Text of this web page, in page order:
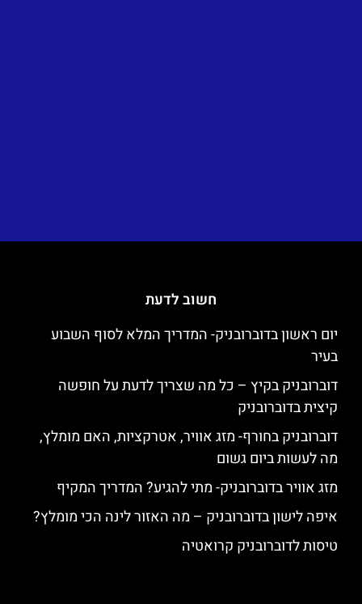
חשוב לדעת
יום ראשון בדוברובניק- המדריך המלא לסוף השבוע
בעיר
דוברובניק בקיץ – כל מה שצריך לדעת על חופשה
קיצית בדוברובניק
דוברובניק בחורף- מזג אוויר, אטרקציות, האם מומלץ,
מה לעשות ביום גשום
מזג אוויר בדוברובניק- מתי להגיע? המדריך המקיף
איפה לישון בדוברובניק – מה האזור לינה הכי מומלץ?
טיסות לדוברובניק קרואטיה